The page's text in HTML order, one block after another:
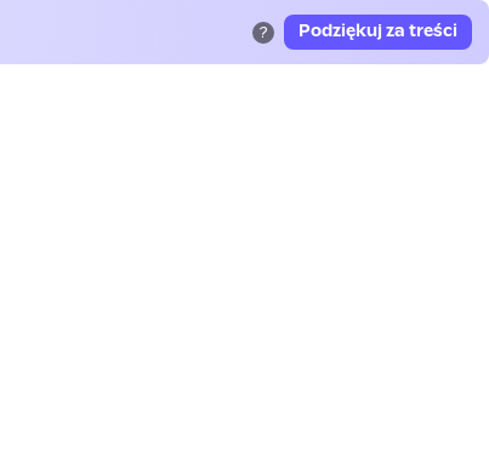
? Podziękuj za treści